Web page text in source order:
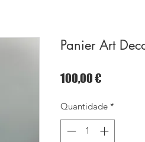
Panier Art
100,00 €
Quantidade *